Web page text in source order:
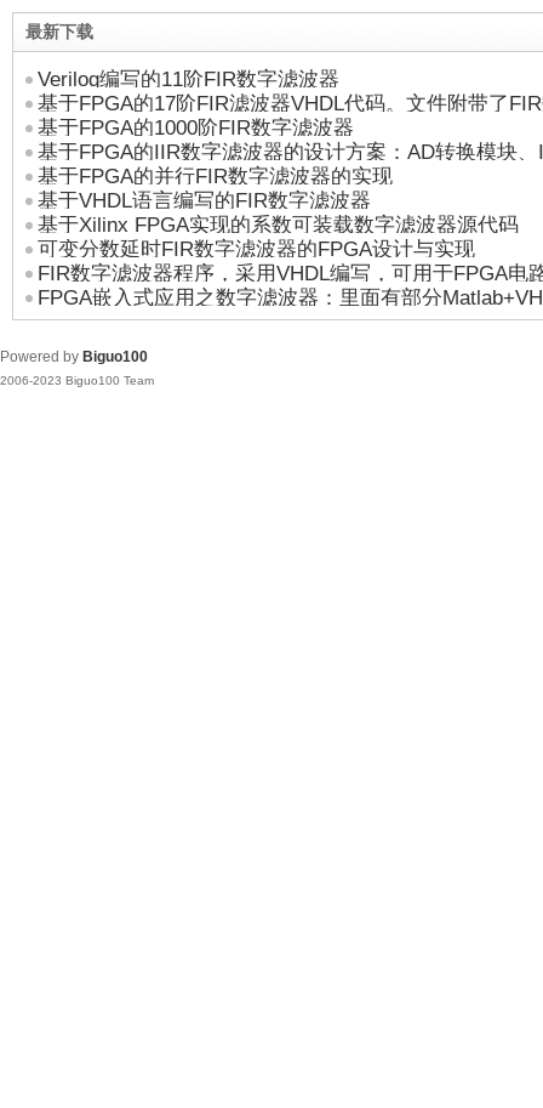
最新下载
Verilog编写的11阶FIR数字滤波器
基于FPGA的17阶FIR滤波器VHDL代码。文件附带了
的介绍
基于FPGA的1000阶FIR数字滤波器
基于FPGA的IIR数字滤波器的设计方案：AD转换模块
转换模块
基于FPGA的并行FIR数字滤波器的实现
基于VHDL语言编写的FIR数字滤波器
基于Xilinx FPGA实现的系数可装载数字滤波器源代码
可变分数延时FIR数字滤波器的FPGA设计与实现
FIR数字滤波器程序，采用VHDL编写，可用于FPGA电
FPGA嵌入式应用之数字滤波器：里面有部分
Powered by Biguo100
2006-2023 Biguo100 Team